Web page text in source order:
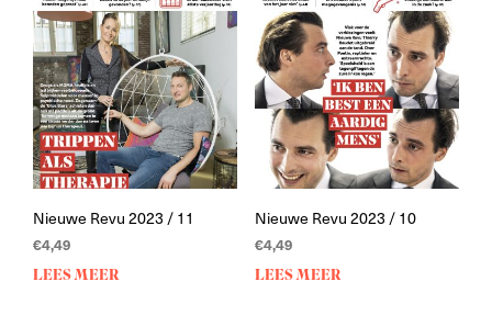
Nieuwe Revu 2023 / 11
€4,49
LEES MEER
Nieuwe Revu 2023 / 10
€4,49
LEES MEER